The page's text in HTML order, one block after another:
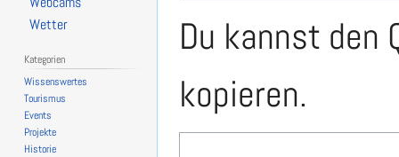
Du kannst den
kopieren.
Wetter
Kategorien
Wissenswertes
Tourismus
Events
Projekte
Historie